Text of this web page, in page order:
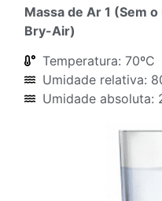
Massa de Ar 1 (Sem
Bry-Air)
Temperatura: 70ºC
Umidade relativa:
Umidade absoluta: